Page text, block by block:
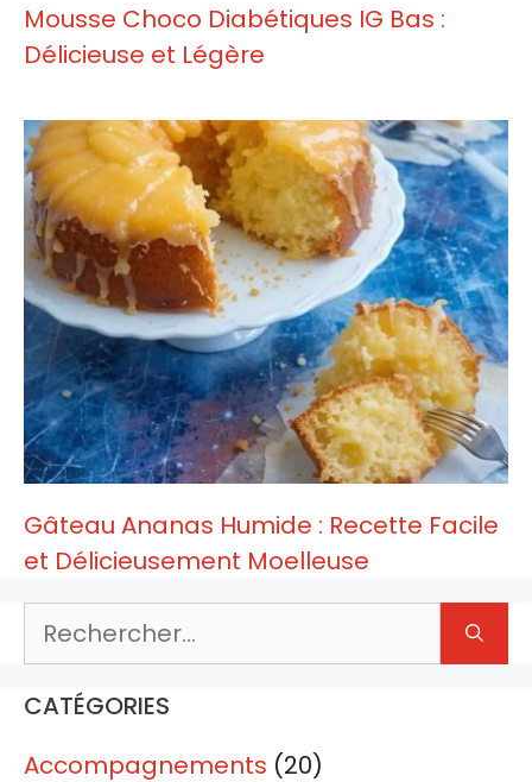
Mousse Choco Diabétiques IG Bas :
Délicieuse et Légère
Gâteau Ananas Humide : Recette Facile
et Délicieusement Moelleuse
Rechercher :
CATÉGORIES
Accompagnements (20)